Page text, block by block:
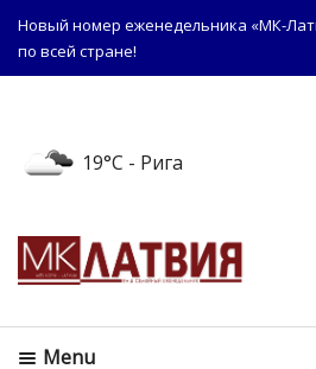
Новый номер еженедельника «МК-
по всей стране!
19°C - Рига
Menu